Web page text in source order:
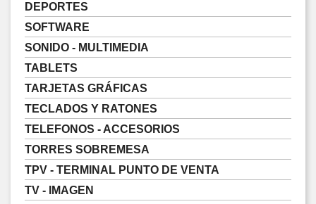
DEPORTES
SOFTWARE
SONIDO - MULTIMEDIA
TABLETS
TARJETAS GRÁFICAS
TECLADOS Y RATONES
TELEFONOS - ACCESORIOS
TORRES SOBREMESA
TPV - TERMINAL PUNTO DE VENTA
TV - IMAGEN